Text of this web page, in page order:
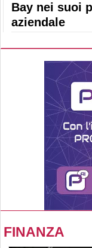
Bay nei suoi
aziendale
FINANZA